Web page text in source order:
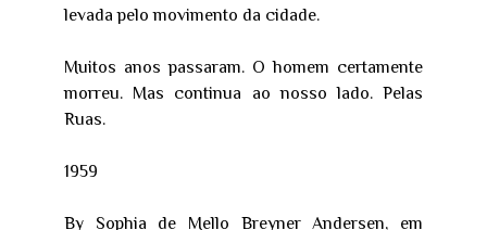
levada pelo movimento da cidade.
Muitos anos passaram. O homem certamente
morreu. Mas continua ao nosso lado. Pelas
Ruas.
1959
By Sophia de Mello Breyner Andersen, em